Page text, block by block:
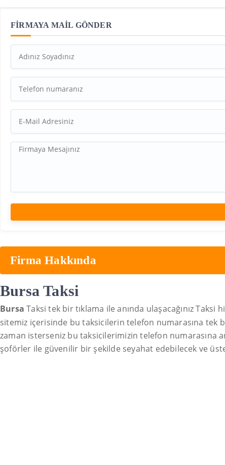
FİRMAYA MAİL GÖNDER
Firma Hakkında
Bursa Taksi
Bursa Taksi tek bir tıklama ile anında ulaşacağınız
sitemiz içerisinde bu taksicilerin telefon numarasına tek
zaman isterseniz bu taksicilerimizin telefon numarasına
şoförler ile güvenilir bir şekilde seyahat edebilecek ve